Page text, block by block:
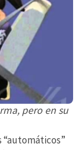
pero en su